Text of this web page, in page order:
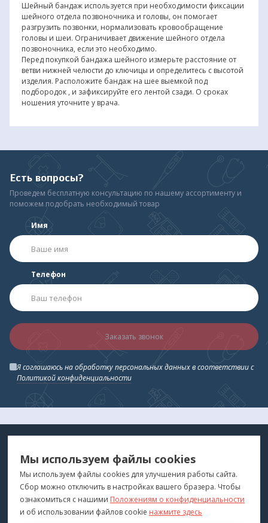
Шейный бандаж используется при необходимости фиксации
шейного отдела позвоночника и головы, он помогает
разгрузить позвонки, нормализовать кровообращение
головы и шеи. Ограничивает движение шейного отдела
позвоночника, если это необходимо.
Перед покупкой бандажа шейного измерьте расстояние от
ветви нижней челюсти до ключицы и определитесь с высотой
изделия. Расположите бандаж на шее выемкой под
подбородок , и зафиксируйте его лентой сзади. О сроках
ношения уточните у врача.
Есть вопросы?
Проведем бесплатную консультацию по нашему ассортименту и
поможем подобрать необходимый товар
Имя
Телефон
Заказать звонок
Я соглашаюсь на обработку персональных данных в соответствии с
Политикой конфиденциальности
ДЛЯ ВАС
"Медтехника для Вас"©2026
ПОКУПАТЕЛЯМ
Каталог
КОНТАКТЫ
г. Владивосток
Мы используем файлы cookies
Мы используем файлы cookies для улучшения работы сайта.
Сбор можно отключить в настройках вашего бразера. Чтобы
ознакомиться с нашими Положениям о конфиденциальности
и об использовании файлов cookie нажмите здесь